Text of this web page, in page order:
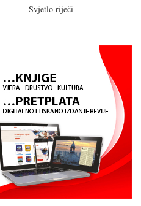
Svjetlo riječi